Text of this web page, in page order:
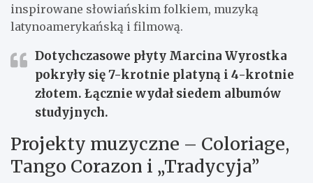
inspirowane słowiańskim folkiem, muzyką
latynoamerykańską i filmową.
Dotychczasowe płyty Marcina Wyrostka
pokryły się 7-krotnie platyną i 4-krotnie
złotem. Łącznie wydał siedem albumów
studyjnych.
Projekty muzyczne – Coloriage,
Tango Corazon i „Tradycyja”